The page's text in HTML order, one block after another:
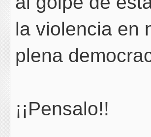
la violencia en
plena
¡¡Pensalo!!